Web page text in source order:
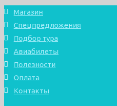
Магазин
Спецпредложения
Подбор тура
Авиабилеты
Полезности
Оплата
Контакты